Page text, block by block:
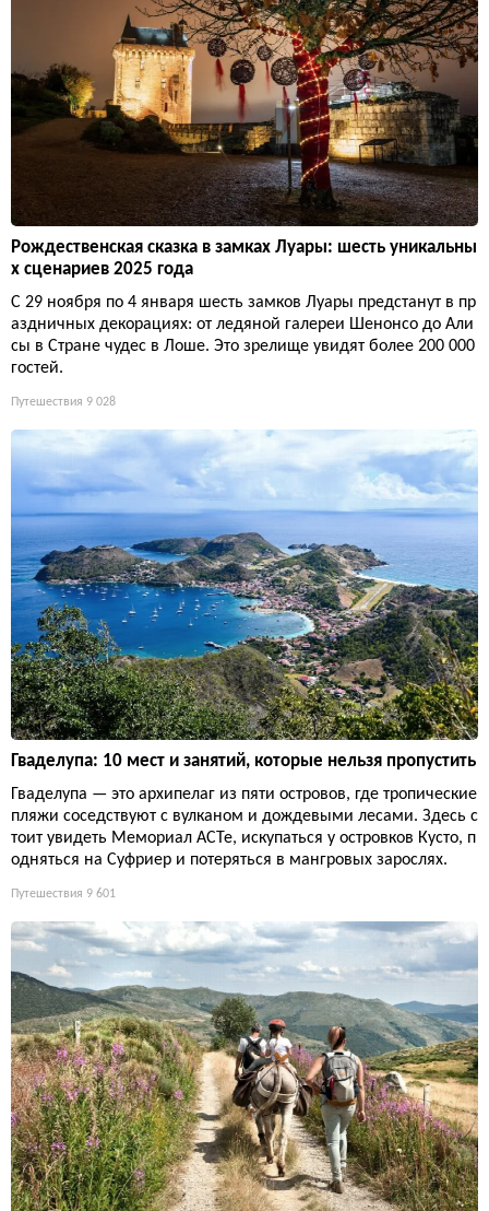
Рождественская сказка в замках Луары: шесть уникальны
х сценариев 2025 года
С 29 ноября по 4 января шесть замков Луары предстанут в пр
аздничных декорациях: от ледяной галереи Шенонсо до Али
сы в Стране чудес в Лоше. Это зрелище увидят более 200 000
гостей.
Путешествия 9 028
Гваделупа: 10 мест и занятий, которые нельзя пропустить
Гваделупа — это архипелаг из пяти островов, где тропические
пляжи соседствуют с вулканом и дождевыми лесами. Здесь с
тоит увидеть Мемориал ACTe, искупаться у островков Кусто, п
одняться на Суфриер и потеряться в мангровых зарослях.
Путешествия 9 601